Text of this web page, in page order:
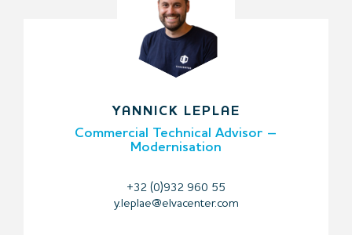
YANNICK LEPLAE
Commercial Technical Advisor –
Modernisation
+32 (0)932 960 55
y.leplae@elvacenter.com